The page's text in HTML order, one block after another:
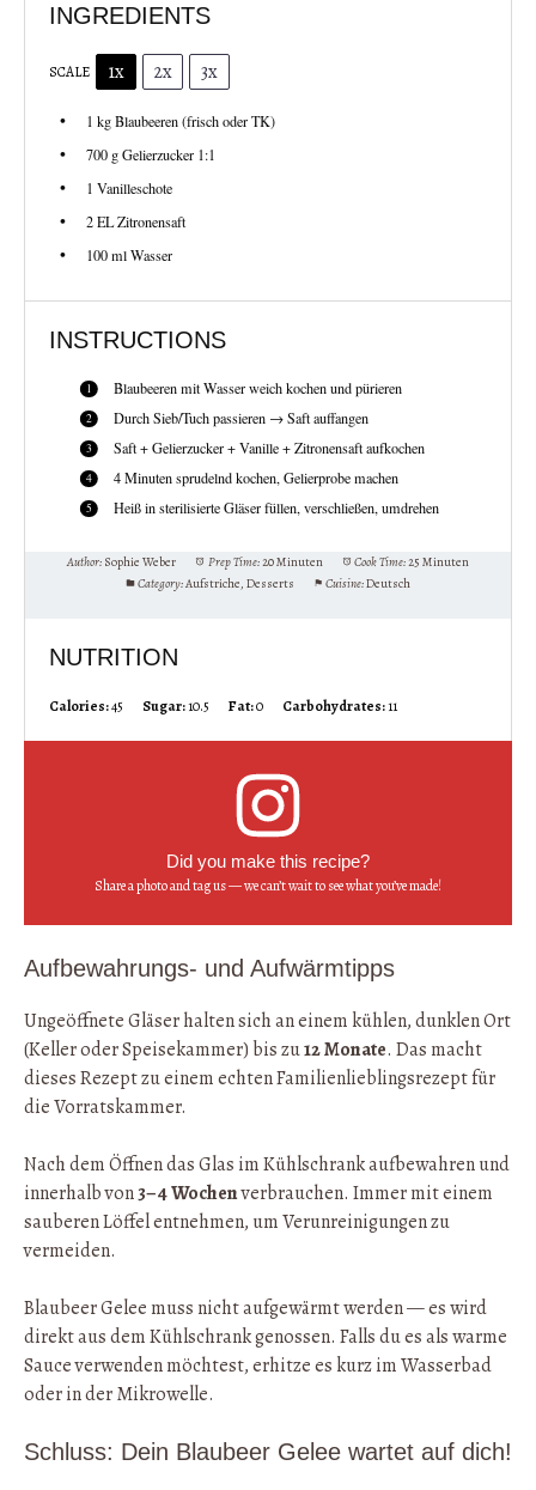
INGREDIENTS
SCALE 1x 2x 3x
1 kg Blaubeeren (frisch oder TK)
700 gGelierzucker 1:1
1 Vanilleschote
2EL Zitronensaft
100ml Wasser
INSTRUCTIONS
Blaubeeren mit Wasser weich kochen und pürieren
Durch Sieb/Tuch passieren → Saft auffangen
Saft + Gelierzucker + Vanille + Zitronensaft aufkochen
4 Minuten sprudelnd kochen, Gelierprobe machen
Heiß in sterilisierte Gläser füllen, verschließen, umdrehen
Author: Sophie Weber Prep Time:20 Minuten Cook Time:25 Minuten
Category:Aufstriche, Desserts Cuisine:Deutsch
NUTRITION
Calories:45 Sugar:10.5 Fat:0 Carbohydrates:11
Did you make this recipe?
Share a photo and tag us — we can’t wait to see what you’ve made!
Aufbewahrungs- und Aufwärmtipps
Ungeöffnete Gläser halten sich an einem kühlen, dunklen Ort
(Keller oder Speisekammer) bis zu12 Monate. Das macht
dieses Rezept zu einem echten Familienlieblingsrezept für
die Vorratskammer.
Nach dem Öffnen das Glas im Kühlschrank aufbewahren und
innerhalb von3–4 Wochenverbrauchen. Immer mit einem
sauberen Löffel entnehmen, um Verunreinigungen zu
vermeiden.
Blaubeer Gelee muss nicht aufgewärmt werden — es wird
direkt aus dem Kühlschrank genossen. Falls du es als warme
Sauce verwenden möchtest, erhitze es kurz im Wasserbad
oder in der Mikrowelle.
Schluss: Dein Blaubeer Gelee wartet auf dich!